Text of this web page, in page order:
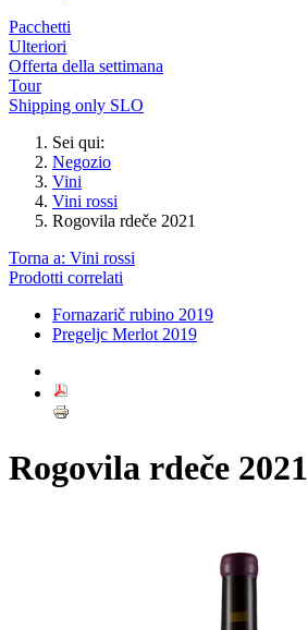
Pacchetti
Ulteriori
Offerta della settimana
Tour
Shipping only SLO
Sei qui:
Negozio
Vini
Vini rossi
Rogovila rdeče 2021
Torna a: Vini rossi
Prodotti correlati
Fornazarič rubino 2019
Pregeljc Merlot 2019
Rogovila rdeče 2021